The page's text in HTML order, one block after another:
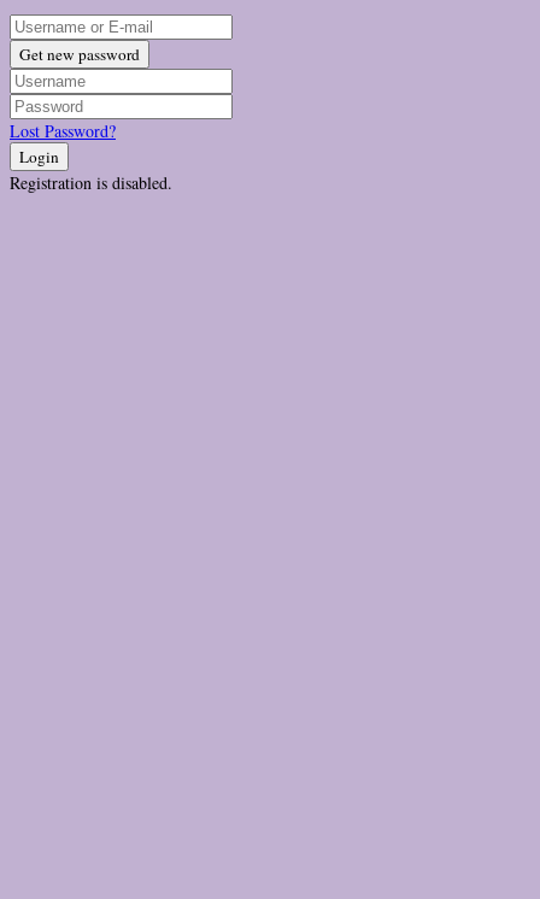
Get new password
Lost Password?
Login
Registration is disabled.